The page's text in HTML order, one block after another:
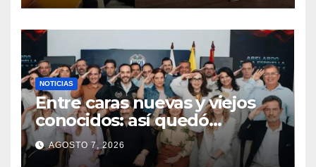
NOTICIAS
Entre caras nuevas y viejos
conocidos: así quedó
conformado el Gobierno de
Abelardo de la Espriella
AGOSTO 7, 2026